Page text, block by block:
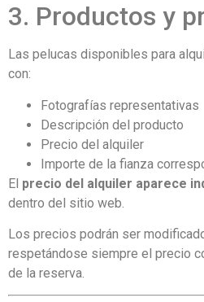
3. Productos y
Las pelucas disponibles para
con:
Fotografías representativas
Descripción del producto
Precio del alquiler
Importe de la fianza
El precio del alquiler aparece
dentro del sitio web.
Los precios podrán ser
respetándose siempre el precio
de la reserva.